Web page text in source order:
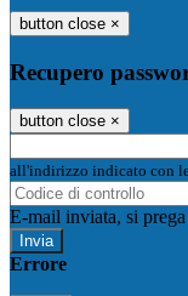
button close ×
Recupero
button close ×
all'indirizzo indicato con
E-mail inviata, si
Errore